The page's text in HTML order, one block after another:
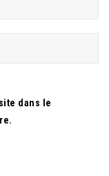
dans le